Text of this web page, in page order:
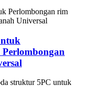
struktur 5PC untuk